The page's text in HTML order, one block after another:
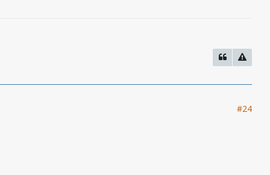
#24